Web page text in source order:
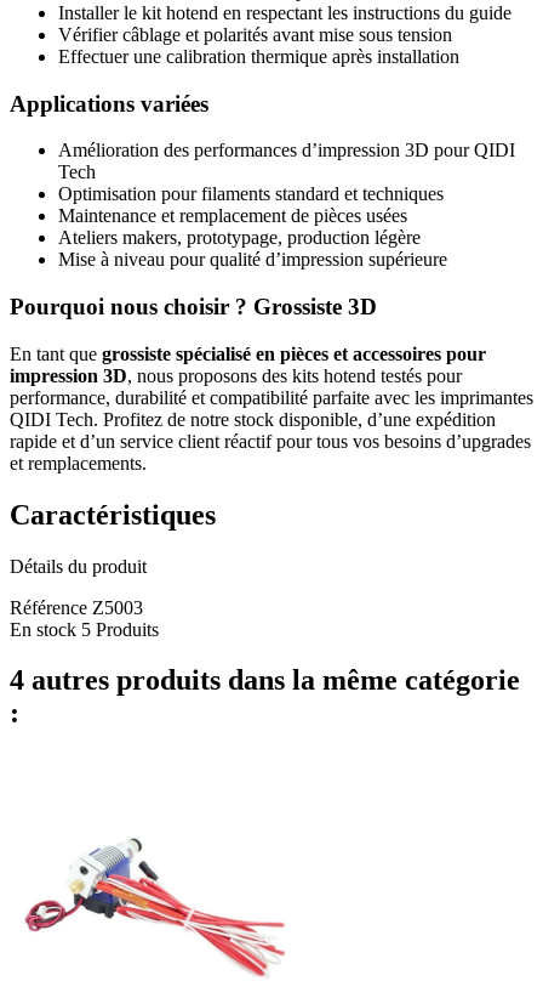
Installer le kit hotend en respectant les instructions du guide
Vérifier câblage et polarités avant mise sous tension
Effectuer une calibration thermique après installation
Applications variées
Amélioration des performances d’impression 3D pour QIDI
Tech
Optimisation pour filaments standard et techniques
Maintenance et remplacement de pièces usées
Ateliers makers, prototypage, production légère
Mise à niveau pour qualité d’impression supérieure
Pourquoi nous choisir ? Grossiste 3D
En tant que grossiste spécialisé en pièces et accessoires pour
impression 3D, nous proposons des kits hotend testés pour
performance, durabilité et compatibilité parfaite avec les imprimantes
QIDI Tech. Profitez de notre stock disponible, d’une expédition
rapide et d’un service client réactif pour tous vos besoins d’upgrades
et remplacements.
Caractéristiques
Détails du produit
Référence Z5003
En stock 5 Produits
4 autres produits dans la même catégorie
: